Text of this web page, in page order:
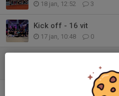
18 jan, 12:52 3
Kick off - 16 vit
17 jan, 10:48 0
Triangelkampen 2025